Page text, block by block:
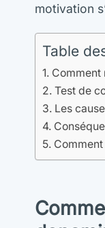
motivation
Table
Comment
Test de
Les